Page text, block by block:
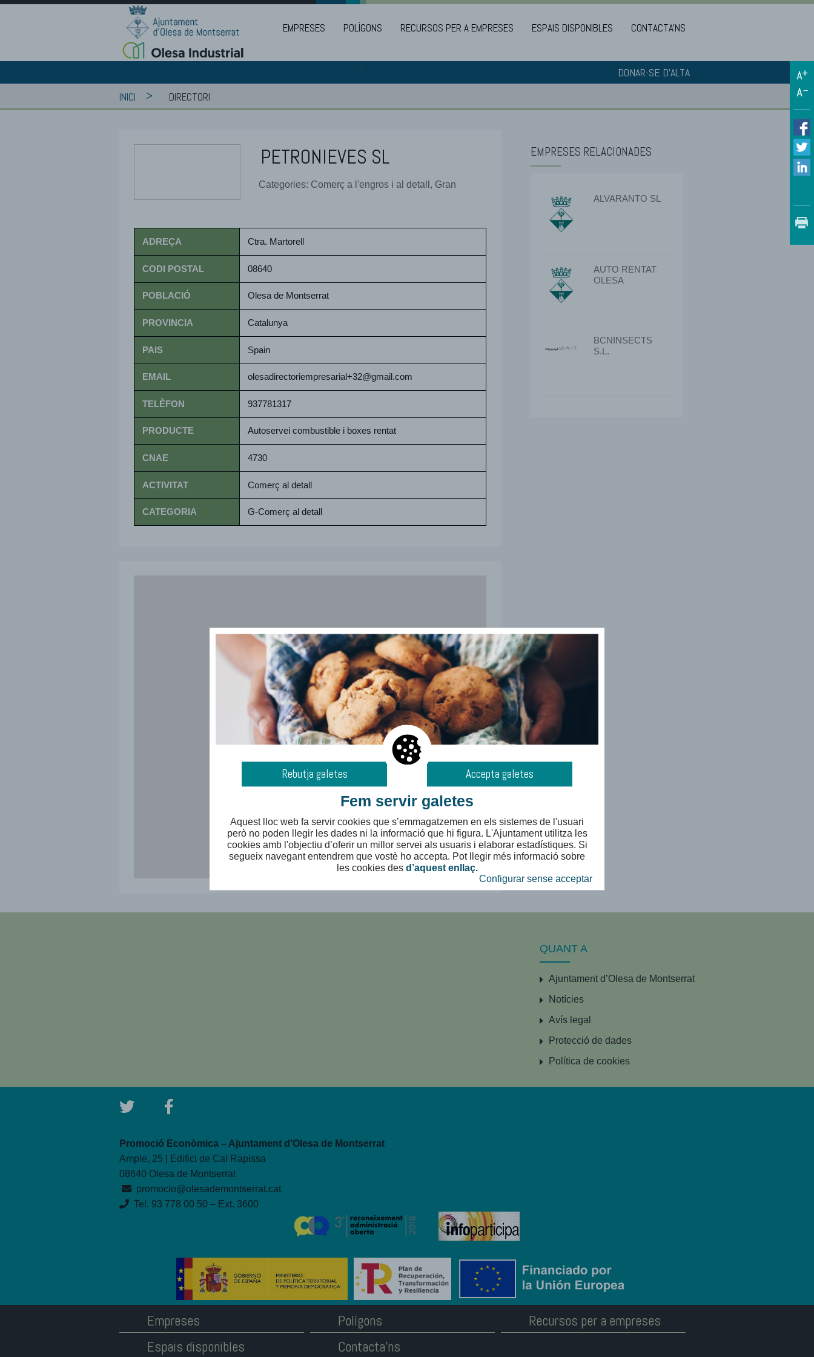
EMPRESES POLÍGONS RECURSOS PER A EMPRESES ESPAIS DISPONIBLES CONTACTA'NS
DONAR-SE D'ALTA
"
INICI > DIRECTORI
PETRONIEVES SL
Categories: Comerç a l'engros i al detall, Gran
ADREÇA Ctra. Martorell
CODI POSTAL 08640
POBLACIÓ Olesa de Montserrat
PROVINCIA Catalunya
PAIS Spain
EMAIL olesadirectoriempresarial+32@gmail.com
TELÈFON 937781317
PRODUCTE Autoservei combustible i boxes rentat
CNAE 4730
ACTIVITAT Comerç al detall
CATEGORIA G-Comerç al detall
EMPRESES RELACIONADES
ALVARANTO SL
AUTO RENTAT
OLESA
BCNINSECTS
S.L.
QUANT A
Ajuntament d’Olesa de Montserrat
Notícies
Avís legal
Protecció de dades
Política de cookies
Promoció Econòmica – Ajuntament d’Olesa de Montserrat
Ample, 25 | Edifici de Cal Rapissa
08640 Olesa de Montserrat
promocio@olesademontserrat.cat
Tel. 93 778 00 50 – Ext. 3600
Empreses Polígons
Recursos per a empreses
Espais disponibles
Contacta'ns
Rebutja galetes Accepta galetes
Fem servir galetes
Aquest lloc web fa servir cookies que s’emmagatzemen en els sistemes de l'usuari
però no poden llegir les dades ni la informació que hi figura. L'Ajuntament utilitza les
cookies amb l'objectiu d’oferir un millor servei als usuaris i elaborar estadístiques. Si
segueix navegant entendrem que vostè ho accepta. Pot llegir més informació sobre
les cookies des d’aquest enllaç.
Configurar sense acceptar